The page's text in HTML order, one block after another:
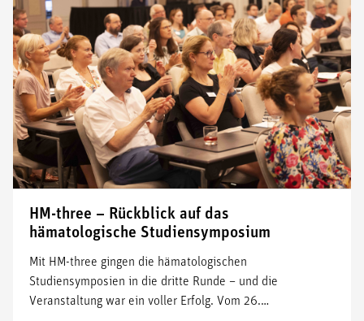
HM-three – Rückblick auf das
hämatologische Studiensymposium
Mit HM-three gingen die hämatologischen
Studiensymposien in die dritte Runde – und die
Veranstaltung war ein voller Erfolg. Vom 26.…